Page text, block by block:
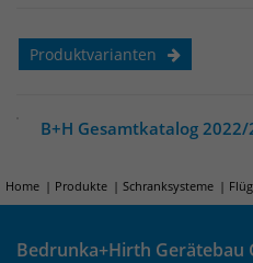
Produktvarianten
B+H Gesamtkatalog 2022/
Home Produkte Schranksysteme
Bedrunka+Hirth Gerätebau
Zweck
Das Cookie
Besucher-,
die Nutzung
um